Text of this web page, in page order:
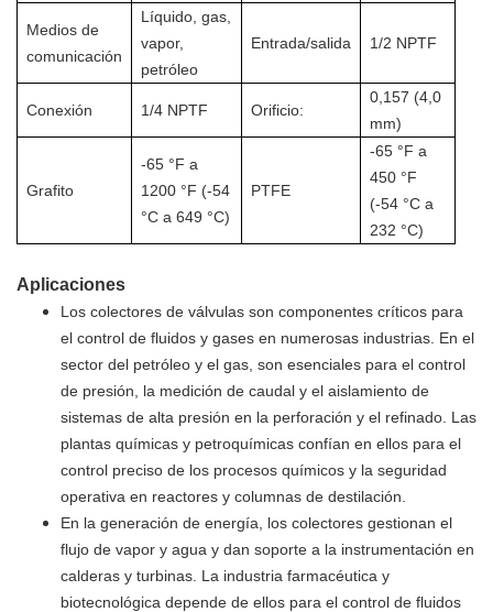
Medios de
comunicación
Líquido, gas,
vapor,
petróleo
Entrada/salida 1/2 NPTF
Conexión 1/4 NPTF Orificio:
0,157 (4,0
mm)
Grafito
-65 °F a
1200 °F (-54
°C a 649 °C)
PTFE
-65 °F a
450 °F
(-54 °C a
232 °C)
Aplicaciones
Los colectores de válvulas son componentes críticos para
el control de fluidos y gases en numerosas industrias. En el
sector del petróleo y el gas, son esenciales para el control
de presión, la medición de caudal y el aislamiento de
sistemas de alta presión en la perforación y el refinado. Las
plantas químicas y petroquímicas confían en ellos para el
control preciso de los procesos químicos y la seguridad
operativa en reactores y columnas de destilación.
En la generación de energía, los colectores gestionan el
flujo de vapor y agua y dan soporte a la instrumentación en
calderas y turbinas. La industria farmacéutica y
biotecnológica depende de ellos para el control de fluidos